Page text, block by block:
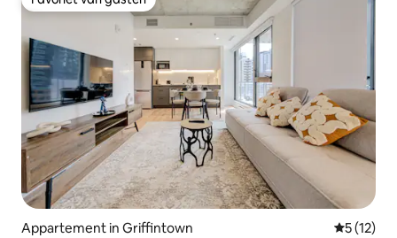
Favoriet van gasten
Appartement in Griffintown
5 (12)